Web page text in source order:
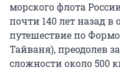
морского флота
почти 140 лет назад
путешествие по
Тайваня), преодолев
сложности около 500